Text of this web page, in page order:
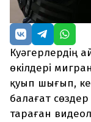
Куәгерлердің
өкілдері
қуып шығып,
балағат
тараған